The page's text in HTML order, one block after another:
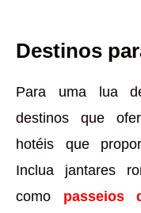
Destinos
Para uma lua
destinos que
hotéis que
Inclua jantares
como passeios